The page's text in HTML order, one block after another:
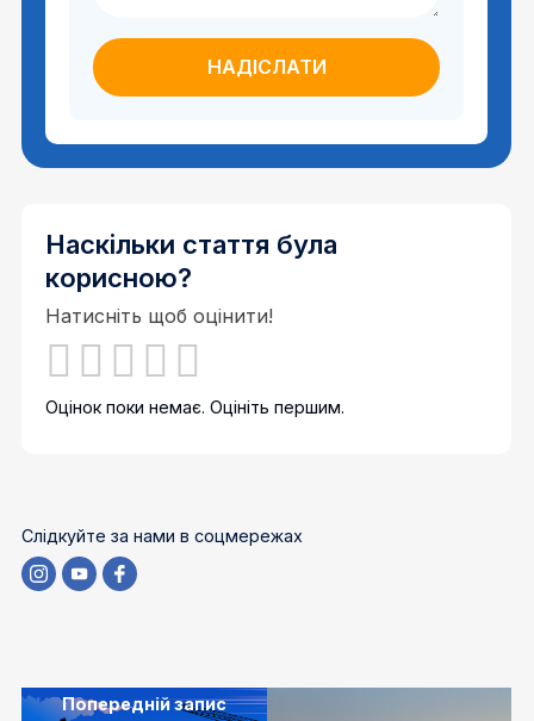
Наскільки стаття була
корисною?
Натисніть щоб оцінити!
Оцінок поки немає. Оцініть першим.
Слідкуйте за нами в соцмережах
Попередній запис